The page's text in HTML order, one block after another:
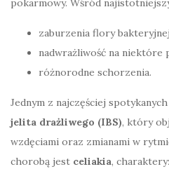
pokarmowy. Wśród
zaburzenia flory
nadwrażliwość na niektóre
różnorodne schorzenia.
Jednym z najczęściej
jelita drażliwego (IBS), który
wzdęciami oraz zmianami w
chorobą jest celiakia,